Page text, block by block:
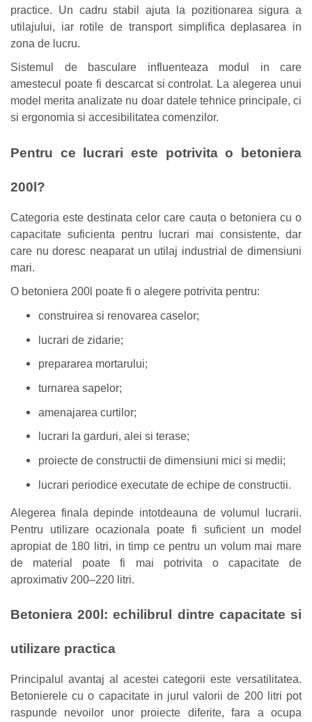
practice. Un cadru stabil ajuta la pozitionarea sigura a
utilajului, iar rotile de transport simplifica deplasarea in
zona de lucru.
Sistemul de basculare influenteaza modul in care
amestecul poate fi descarcat si controlat. La alegerea unui
model merita analizate nu doar datele tehnice principale, ci
si ergonomia si accesibilitatea comenzilor.
Pentru ce lucrari este potrivita o betoniera
200l?
Categoria este destinata celor care cauta o betoniera cu o
capacitate suficienta pentru lucrari mai consistente, dar
care nu doresc neaparat un utilaj industrial de dimensiuni
mari.
O betoniera 200l poate fi o alegere potrivita pentru:
construirea si renovarea caselor;
lucrari de zidarie;
prepararea mortarului;
turnarea sapelor;
amenajarea curtilor;
lucrari la garduri, alei si terase;
proiecte de constructii de dimensiuni mici si medii;
lucrari periodice executate de echipe de constructii.
Alegerea finala depinde intotdeauna de volumul lucrarii.
Pentru utilizare ocazionala poate fi suficient un model
apropiat de 180 litri, in timp ce pentru un volum mai mare
de material poate fi mai potrivita o capacitate de
aproximativ 200–220 litri.
Betoniera 200l: echilibrul dintre capacitate si
utilizare practica
Principalul avantaj al acestei categorii este versatilitatea.
Betonierele cu o capacitate in jurul valorii de 200 litri pot
raspunde nevoilor unor proiecte diferite, fara a ocupa